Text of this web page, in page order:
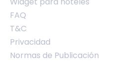
FAQ
T&C
Privacidad
Normas de Publicación